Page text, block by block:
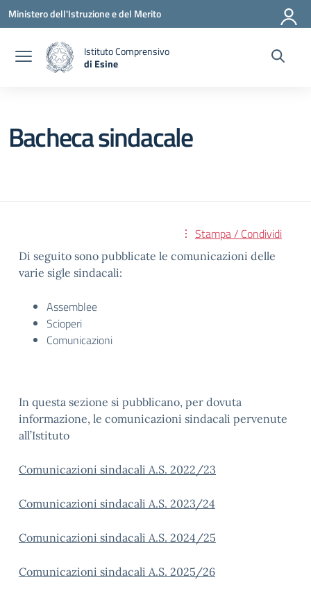
Vai ai contenuti
Vai al menu di navigazione
Vai al footer
Ministero dell'Istruzione e del Merito
Istituto Comprensivo
di Esine
Bacheca sindacale
Stampa / Condividi
Di seguito sono pubblicate le comunicazioni delle
varie sigle sindacali:
Assemblee
Scioperi
Comunicazioni
In questa sezione si pubblicano, per dovuta
informazione, le comunicazioni sindacali pervenute
all’Istituto
Comunicazioni sindacali A.S. 2022/23
Comunicazioni sindacali A.S. 2023/24
Comunicazioni sindacali A.S. 2024/25
Comunicazioni sindacali A.S. 2025/26